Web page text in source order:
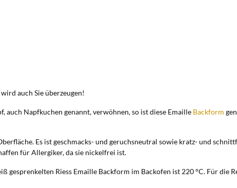
auch Sie überzeugen!
auch Napfkuchen genannt, verwöhnen, so ist diese Emaille Backform
Es ist geschmacks- und geruchsneutral sowie kratz- und
für Allergiker, da sie nickelfrei ist.
gesprenkelten Riess Emaille Backform im Backofen ist 220 °C. Für die